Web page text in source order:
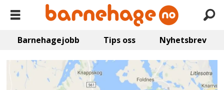
Barnehagejobb Tips oss Nyhetsbrev